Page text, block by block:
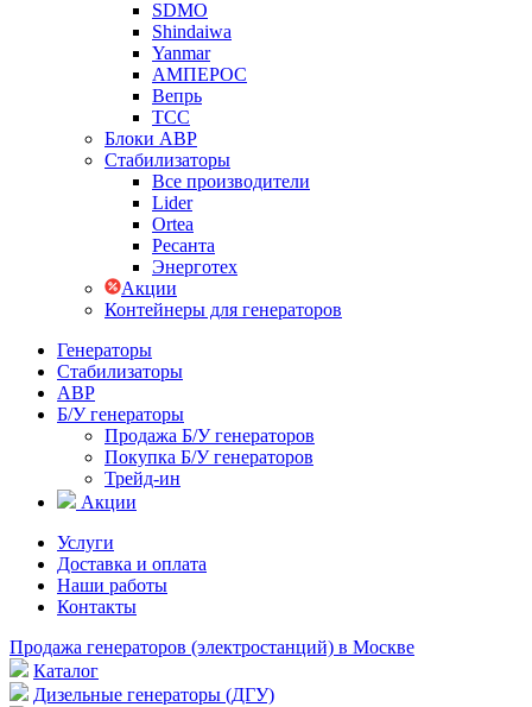
SDMO
Shindaiwa
Yanmar
АМПЕРОС
Вепрь
ТСС
Блоки АВР
Стабилизаторы
Все производители
Lider
Ortea
Ресанта
Энерготех
Акции
Контейнеры для генераторов
Генераторы
Стабилизаторы
АВР
Б/У генераторы
Продажа Б/У генераторов
Покупка Б/У генераторов
Трейд-ин
Акции
Услуги
Доставка и оплата
Наши работы
Контакты
Продажа генераторов (электростанций) в Москве
Каталог
Дизельные генераторы (ДГУ)